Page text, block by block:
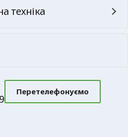
техніка
Перетелефонуємо